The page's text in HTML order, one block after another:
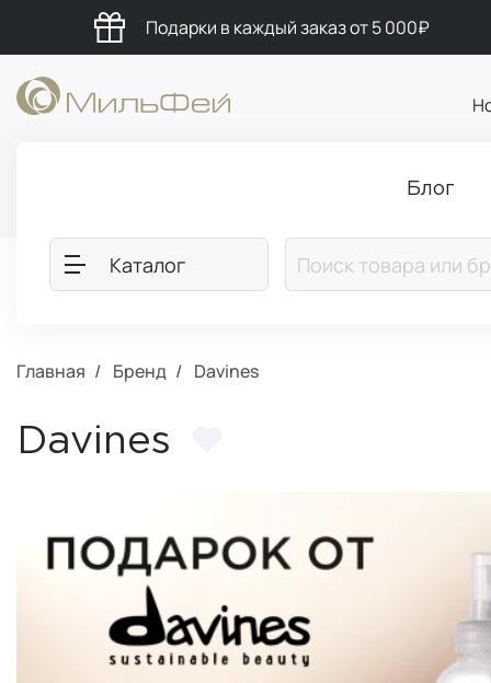
Подарки в каждый заказ от 5 000₽
Блог
Каталог
Главная Бренд Davines
Davines